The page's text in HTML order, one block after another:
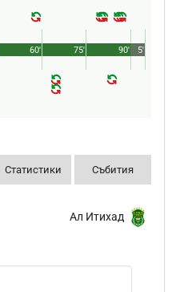
90'
60' 75' 5'
Статистики Събития
Ал Итихад